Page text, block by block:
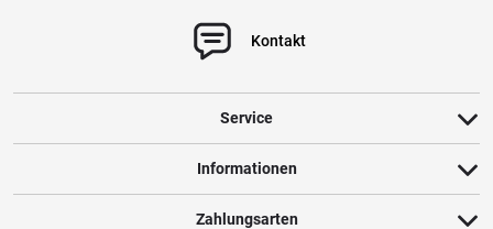
Kontakt
Service
Informationen
Zahlungsarten